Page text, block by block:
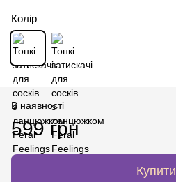
Колір
В наявності
599 грн
Купити